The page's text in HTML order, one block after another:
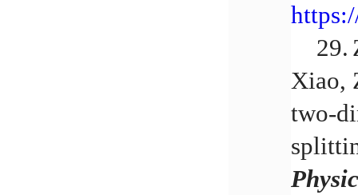
29.
Xiao,
two-